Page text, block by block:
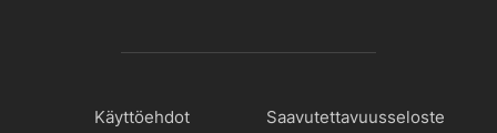
Käyttöehdot Saavutettavuusseloste